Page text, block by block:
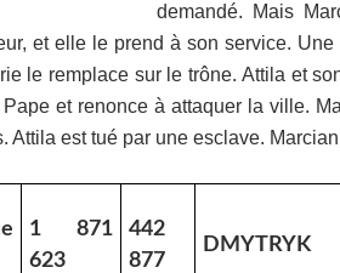
demandé. Mais
et elle le prend à son service.
le remplace sur le trône. Attila et
et renonce à attaquer la ville.
Attila est tué par une esclave.
1 871
623
442
877
DMYTRYK